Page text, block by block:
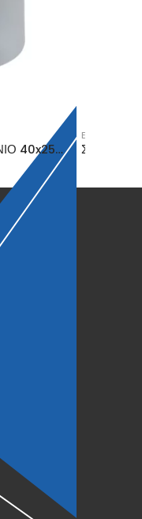
ΣΤΟΠΕΡ ΠΟΡΤΑΣ ΛΑΣΤΙΧΕΝΙΟ 30x27mm, ΜΑΥΡΟ